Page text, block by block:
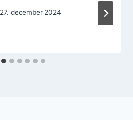
27. december 2024